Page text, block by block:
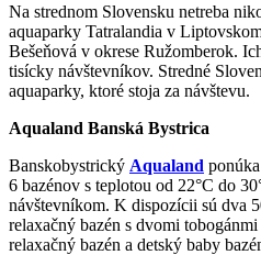
Na strednom Slovensku netreba
aquaparky Tatralandia v
Bešeňová v okrese Ružomberok.
tisícky návštevníkov. Stredné
aquaparky, ktoré stoja za návštevu.
Aqualand Banská Bystrica
Banskobystrický Aqualand
6 bazénov s teplotou od 22°C do
návštevníkom. K dispozícii sú dva
relaxačný bazén s dvomi
relaxačný bazén a detský baby